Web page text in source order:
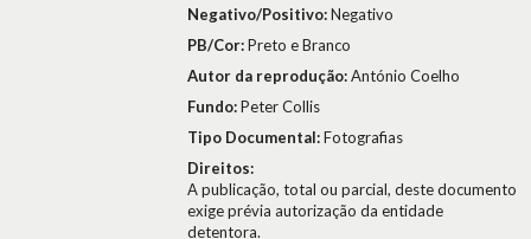
Negativo/Positivo:Negativo
PB/Cor:Preto e Branco
Autor da reprodução:António Coelho
Fundo:Peter Collis
Tipo Documental:Fotografias
Direitos:
A publicação, total ou parcial, deste documento
exige prévia autorização da entidade
detentora.